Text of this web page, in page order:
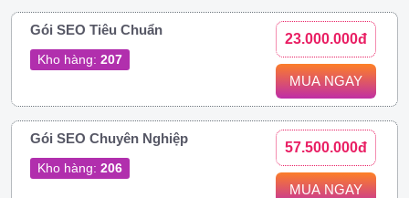
Gói SEO Tiêu Chuẩn
Kho hàng: 207
23.000.000đ
MUA NGAY
Gói SEO Chuyên Nghiệp
Kho hàng: 206
57.500.000đ
MUA NGAY